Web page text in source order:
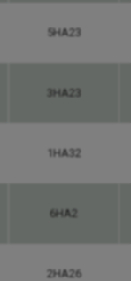
5HA23
3HA23
1HA32
6HA2
2HA26